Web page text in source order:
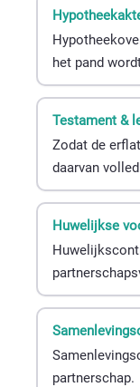
het pand
Testament &
Zodat de
daarvan
Huwelijkse
partnerschap.